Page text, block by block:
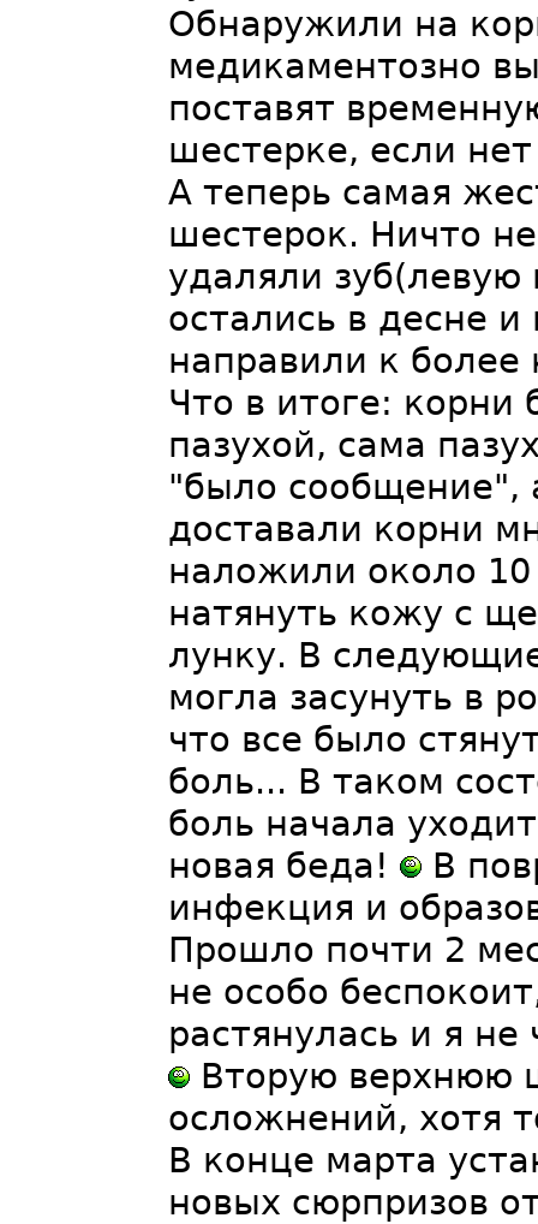
Обнаружили на
медикаментозно
поставят
шестерке, если
А теперь самая
шестерок. Ничто
удаляли
остались в десне
направили к
Что в итоге: корни
пазухой, сама
"было сообщение",
доставали корни
наложили около
натянуть кожу с
лунку. В
могла засунуть в
что все было
боль... В таком
боль начала
новая беда!
В
инфекция и
Прошло почти 2
не особо
растянулась и я
Вторую верхнюю
осложнений, хотя
В конце марта
новых сюрпризов